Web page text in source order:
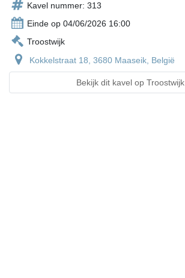
Kavel nummer: 313
Einde op 04/06/2026 16:00
Troostwijk
Kokkelstraat 18, 3680 Maaseik, België
Bekijk dit kavel op Troostwijk